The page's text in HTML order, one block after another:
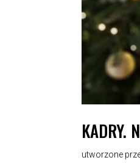
KADRY.
utworzone